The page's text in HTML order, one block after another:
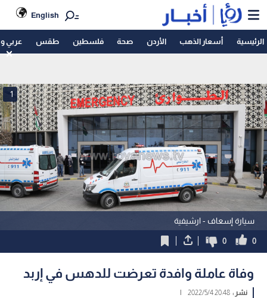
English
الرئيسية أسعار الذهب الأردن صحة فلسطين طقس عربي
سيارة إسعاف - ارشيفية
1
0
0
وفاة عاملة وافدة تعرضت للدهس في إربد
نشر :20:48 2022/5/4
|